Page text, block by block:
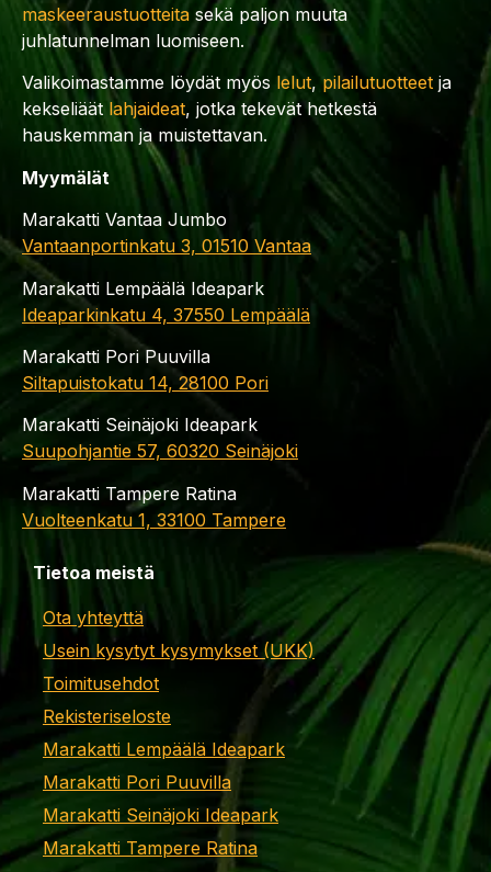
maskeeraustuotteita sekä paljon muuta
juhlatunnelman luomiseen.
Valikoimastamme löydät myös lelut,pilailutuotteet ja
kekseliäät lahjaideat, jotka tekevät hetkestä
hauskemman ja muistettavan.
Myymälät
Marakatti Vantaa Jumbo
Vantaanportinkatu 3, 01510 Vantaa
Marakatti Lempäälä Ideapark
Ideaparkinkatu 4, 37550 Lempäälä
Marakatti Pori Puuvilla
Siltapuistokatu 14, 28100 Pori
Marakatti Seinäjoki Ideapark
Suupohjantie 57, 60320 Seinäjoki
Marakatti Tampere Ratina
Vuolteenkatu 1, 33100 Tampere
Tietoa meistä
Ota yhteyttä
Usein kysytyt kysymykset (UKK)
Toimitusehdot
Rekisteriseloste
Marakatti Lempäälä Ideapark
Marakatti Pori Puuvilla
Marakatti Seinäjoki Ideapark
Marakatti Tampere Ratina